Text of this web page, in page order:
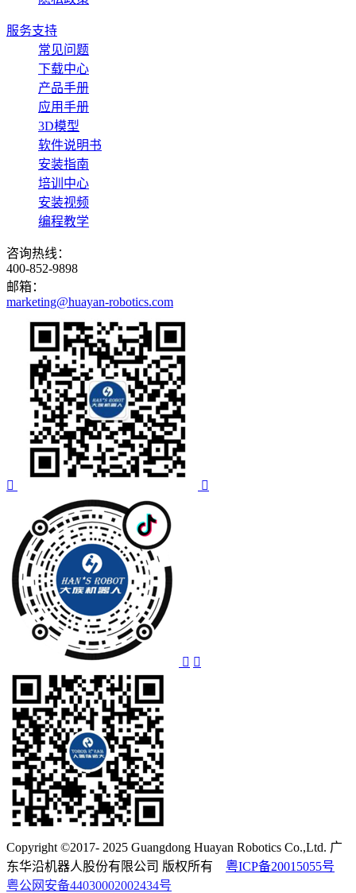
服务支持
常见问题
下载中心
产品手册
应用手册
3D模型
软件说明书
安装指南
培训中心
安装视频
编程教学
咨询热线：
400-852-9898
邮箱：
marketing@huayan-robotics.com
Copyright ©2017- 2025 Guangdong Huayan Robotics Co.,Ltd. 广
东华沿机器人股份有限公司 版权所有 粤ICP备20015055号
粤公网安备44030002002434号